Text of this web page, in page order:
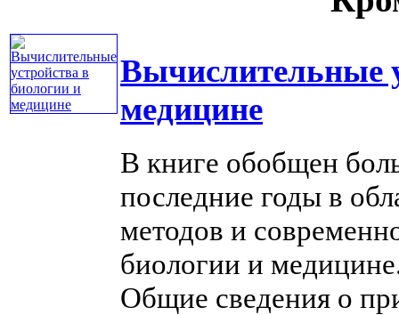
Вычислительные
медицине
В книге обобщен
последние годы в
методов и
биологии и
Общие сведения о